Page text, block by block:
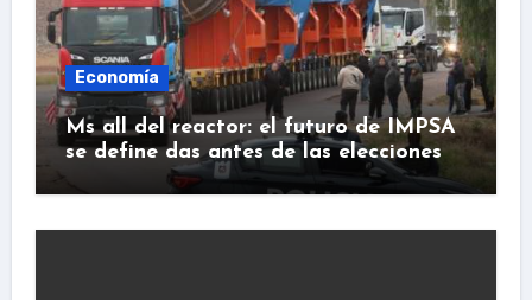
Economía
Ms all del reactor: el futuro de IMPSA
se define das antes de las elecciones